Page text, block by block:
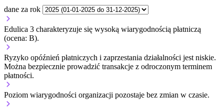
dane za rok
Edulica 3 charakteryzuje się wysoką wiarygodnością płatniczą
(ocena: B).
Ryzyko opóźnień płatniczych i zaprzestania działalności jest niskie.
Można bezpiecznie prowadzić transakcje z odroczonym terminem
płatności.
Poziom wiarygodności organizacji pozostaje bez zmian w czasie.